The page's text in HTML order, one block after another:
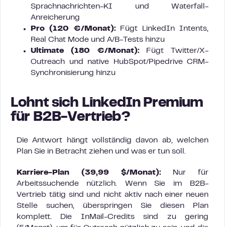
Sprachnachrichten-KI und Waterfall-
Anreicherung
Pro (120 €/Monat):Fügt LinkedIn Intents,
Real Chat Mode und A/B-Tests hinzu
Ultimate (180 €/Monat):Fügt Twitter/X-
Outreach und native HubSpot/Pipedrive CRM-
Synchronisierung hinzu
Lohnt sich LinkedIn Premium
für B2B-Vertrieb?
Die Antwort hängt vollständig davon ab, welchen
Plan Sie in Betracht ziehen und was er tun soll.
Karriere-Plan (39,99 $/Monat):Nur für
Arbeitssuchende nützlich. Wenn Sie im B2B-
Vertrieb tätig sind und nicht aktiv nach einer neuen
Stelle suchen, überspringen Sie diesen Plan
komplett. Die InMail-Credits sind zu gering